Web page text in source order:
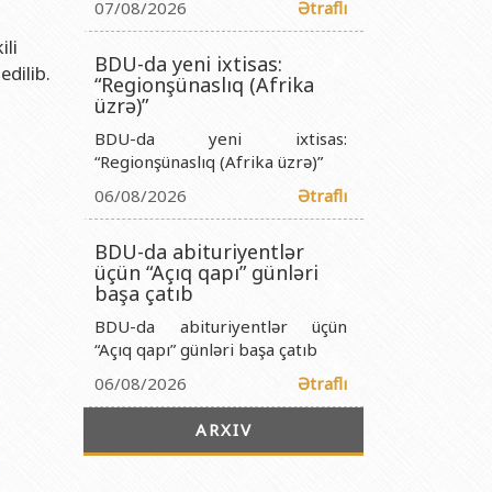
Publik Hüquqi Şəxsi
Publik Hüquqi Şəxsi
Publik Hüquqi Şəxsi
Biologiya İnstitutu Publik Hüquqi Şəxsi
07/08/2026
Ətraflı
BDU-da yeni ixtisas:
“Regionşünaslıq (Afrika
üzrə)”
BDU-da yeni ixtisas:
“Regionşünaslıq (Afrika üzrə)”
06/08/2026
Ətraflı
BDU-da abituriyentlər
üçün “Açıq qapı” günləri
başa çatıb
BDU-da abituriyentlər üçün
“Açıq qapı” günləri başa çatıb
06/08/2026
Ətraflı
ARXIV